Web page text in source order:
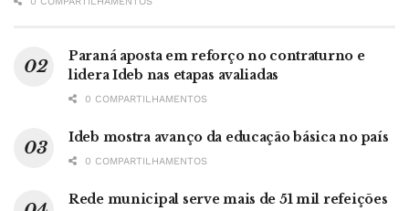
Paraná aposta em reforço no contraturno e
lidera Ideb nas etapas avaliadas
0 COMPARTILHAMENTOS
Ideb mostra avanço da educação básica no país
0 COMPARTILHAMENTOS
Rede municipal serve mais de 51 mil refeições